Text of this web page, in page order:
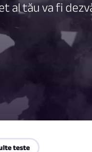
al tău va fi
teste